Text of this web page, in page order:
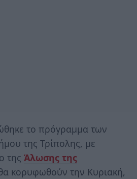
το πρόγραμμα των
της Τρίπολης, με
της Άλωσης της
κορυφωθούν την Κυριακή,